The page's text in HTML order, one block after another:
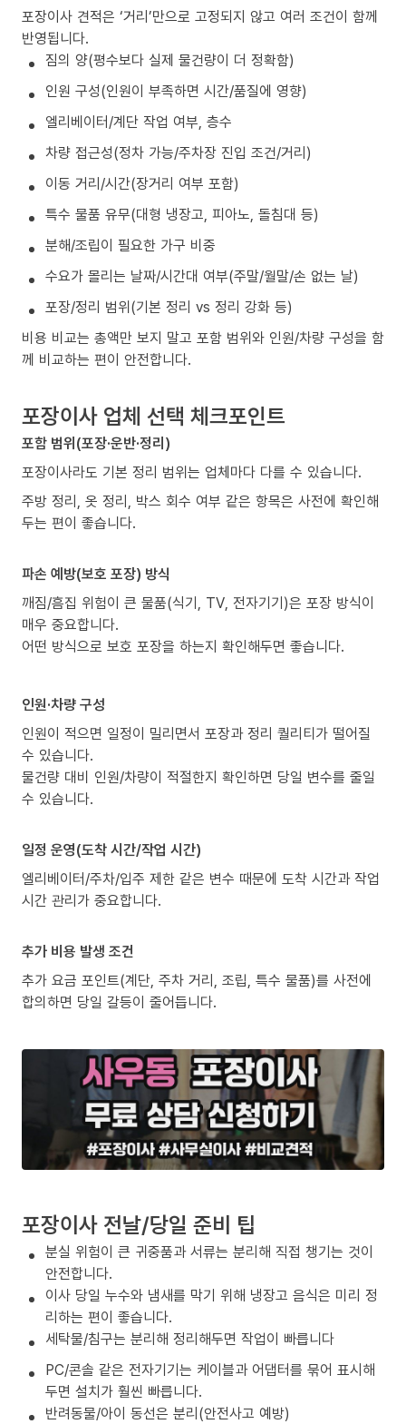
포장이사 견적은 ‘거리’만으로 고정되지 않고 여러 조건이 함께
반영됩니다.
짐의 양(평수보다 실제 물건량이 더 정확함)
인원 구성(인원이 부족하면 시간/품질에 영향)
엘리베이터/계단 작업 여부, 층수
차량 접근성(정차 가능/주차장 진입 조건/거리)
이동 거리/시간(장거리 여부 포함)
특수 물품 유무(대형 냉장고, 피아노, 돌침대 등)
분해/조립이 필요한 가구 비중
수요가 몰리는 날짜/시간대 여부(주말/월말/손 없는 날)
포장/정리 범위(기본 정리 vs 정리 강화 등)
비용 비교는 총액만 보지 말고 포함 범위와 인원/차량 구성을 함
께 비교하는 편이 안전합니다.
포장이사 업체 선택 체크포인트
포함 범위(포장·운반·정리)
포장이사라도 기본 정리 범위는 업체마다 다를 수 있습니다.
주방 정리, 옷 정리, 박스 회수 여부 같은 항목은 사전에 확인해
두는 편이 좋습니다.
파손 예방(보호 포장) 방식
깨짐/흠집 위험이 큰 물품(식기, TV, 전자기기)은 포장 방식이
매우 중요합니다.
어떤 방식으로 보호 포장을 하는지 확인해두면 좋습니다.
인원·차량 구성
인원이 적으면 일정이 밀리면서 포장과 정리 퀄리티가 떨어질
수 있습니다.
물건량 대비 인원/차량이 적절한지 확인하면 당일 변수를 줄일
수 있습니다.
일정 운영(도착 시간/작업 시간)
엘리베이터/주차/입주 제한 같은 변수 때문에 도착 시간과 작업
시간 관리가 중요합니다.
추가 비용 발생 조건
추가 요금 포인트(계단, 주차 거리, 조립, 특수 물품)를 사전에
합의하면 당일 갈등이 줄어듭니다.
포장이사 전날/당일 준비 팁
분실 위험이 큰 귀중품과 서류는 분리해 직접 챙기는 것이
안전합니다.
이사 당일 누수와 냄새를 막기 위해 냉장고 음식은 미리 정
리하는 편이 좋습니다.
세탁물/침구는 분리해 정리해두면 작업이 빠릅니다
PC/콘솔 같은 전자기기는 케이블과 어댑터를 묶어 표시해
두면 설치가 훨씬 빠릅니다.
반려동물/아이 동선은 분리(안전사고 예방)